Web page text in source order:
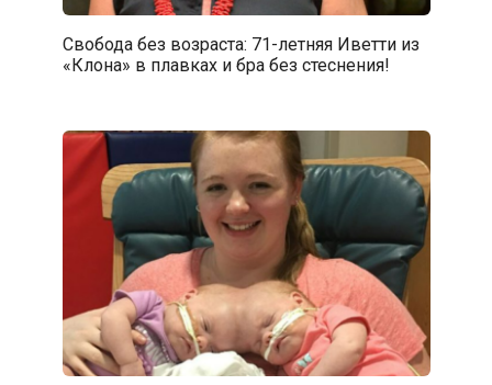
Свобода без возраста: 71-летняя Иветти из
«Клона» в плавках и бра без стеснения!